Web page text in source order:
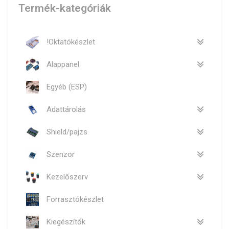
Termék-kategóriák
!Oktatókészlet
Alappanel
Egyéb (ESP)
Adattárolás
Shield/pajzs
Szenzor
Kezelőszerv
Forrasztókészlet
Kiegészítők